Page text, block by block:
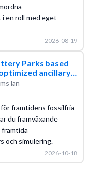
en roll med eget
2026-08-19
Parks based
ancillary
län
framtidens fossilfria
du framväxande
och simulering.
2026-10-18